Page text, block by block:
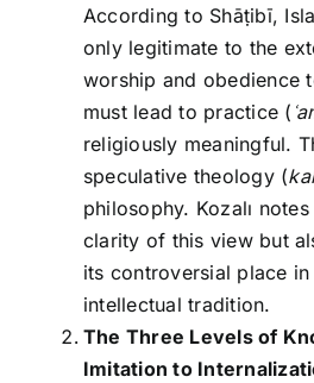
According to Shāṭibī,
only legitimate to the
worship and obedience
must lead to practice (
religiously meaningful.
speculative theology (
philosophy. Kozalı
clarity of this view but
its controversial place
intellectual tradition.
The Three Levels of
Imitation to